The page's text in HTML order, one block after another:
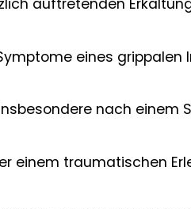
auftretenden
eines
nach einem
traumatischen